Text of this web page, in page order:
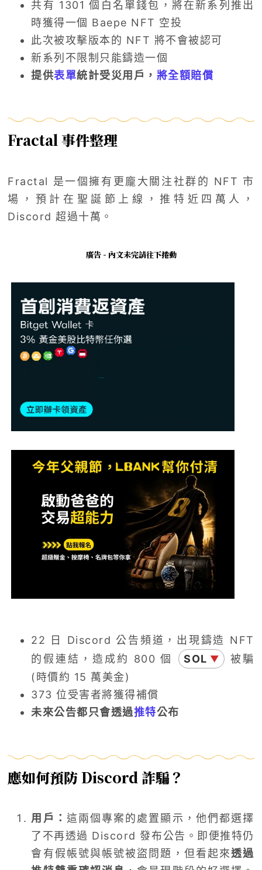
共有 1301 個白名單錢包，將在新系列推出
時獲得一個 Baepe NFT 空投
此次被攻擊版本的 NFT 將不會被認可
新系列不限制只能鑄造一個
提供表單統計受災用戶， 將全額賠償
Fractal 事件整理
Fractal 是一個擁有更龐大關注社群的 NFT 市
場，預計在聖誕節上線，推特近四萬人，
Discord 超過十萬。
廣告 - 內文未完請往下捲動
22 日 Discord 公告頻道，出現鑄造 NFT
的假連結，造成約 800 個
SOL ▼
被騙
(時價約 15 萬美金)
373 位受害者將獲得補償
未來公告都只會透過推特公布
應如何預防 Discord 詐騙？
用戶： 這兩個專案的處置顯示，他們都選擇
了不再透過 Discord 發布公告。即便推特仍
會有假帳號與帳號被盜問題，但看起來透過